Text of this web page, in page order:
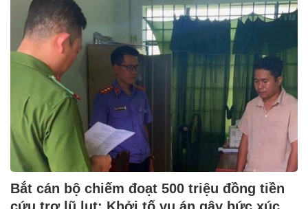
Diên, Hà Nội) để điều tra về tội “Gây rối trật tự công cộng”.
Bắt cán bộ chiếm đoạt 500 triệu đồng tiền